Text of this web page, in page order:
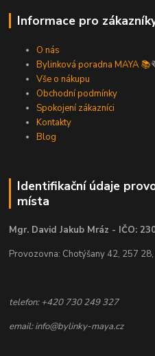
Informace pro
O nás
Bylinková poradna MAYA 📚
Vše o nákupu
Obchodní podmínky
Spokojení zákazníci
Kontakty
Blog
Identifikační údaje
místa
Mgr. David Jakub Mráz - IČO:
Provozovna: Chotýšany 42, 257
telefon: +420 730 249 327
email: info@bylinky-maya.cz